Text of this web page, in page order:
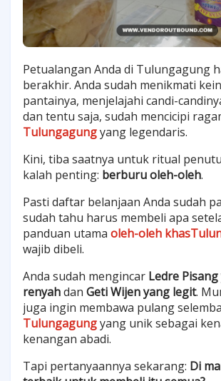
Petualangan Anda di Tulungagung
berakhir. Anda sudah menikmati
pantainya, menjelajahi candi-
dan tentu saja, sudah mencicipi
Tulungagungyang legendaris.
Kini, tiba saatnya untuk ritual
kalah penting: berburu oleh-oleh.
Pasti daftar belanjaan Anda sudah
sudah tahu harus membeli apa
panduan utama oleh-oleh
wajib dibeli.
Anda sudah mengincar Ledre
renyahdan Geti Wijen yang legit.
juga ingin membawa pulang
Tulungagungyang unik sebagai
kenangan abadi.
Tapi pertanyaannya sekarang: Di